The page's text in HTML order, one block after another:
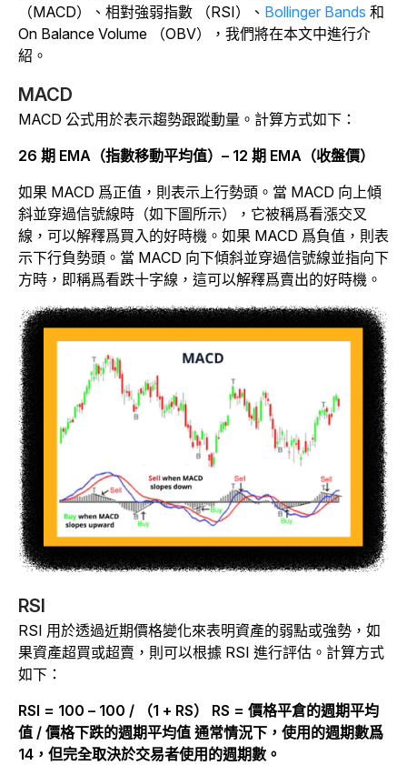
（MACD）、相對強弱指數 （RSI）、 Bollinger Bands 和
On Balance Volume （OBV），我們將在本文中進行介
紹。
MACD
MACD 公式用於表示趨勢跟蹤動量。計算方式如下：
26 期 EMA（指數移動平均值）– 12 期 EMA（收盤價）
如果 MACD 爲正值，則表示上行勢頭。當 MACD 向上傾
斜並穿過信號線時（如下圖所示），它被稱爲看漲交叉
線，可以解釋爲買入的好時機。如果 MACD 爲負值，則表
示下行負勢頭。當 MACD 向下傾斜並穿過信號線並指向下
方時，即稱爲看跌十字線，這可以解釋爲賣出的好時機。
RSI
RSI 用於透過近期價格變化來表明資產的弱點或強勢，如
果資產超買或超賣，則可以根據 RSI 進行評估。計算方式
如下：
RSI = 100 – 100 / （1 + RS）
RS = 價格平倉的週期平均
值 / 價格下跌的週期平均值 通常情況下，使用的週期數爲
14，但完全取決於交易者使用的週期數。